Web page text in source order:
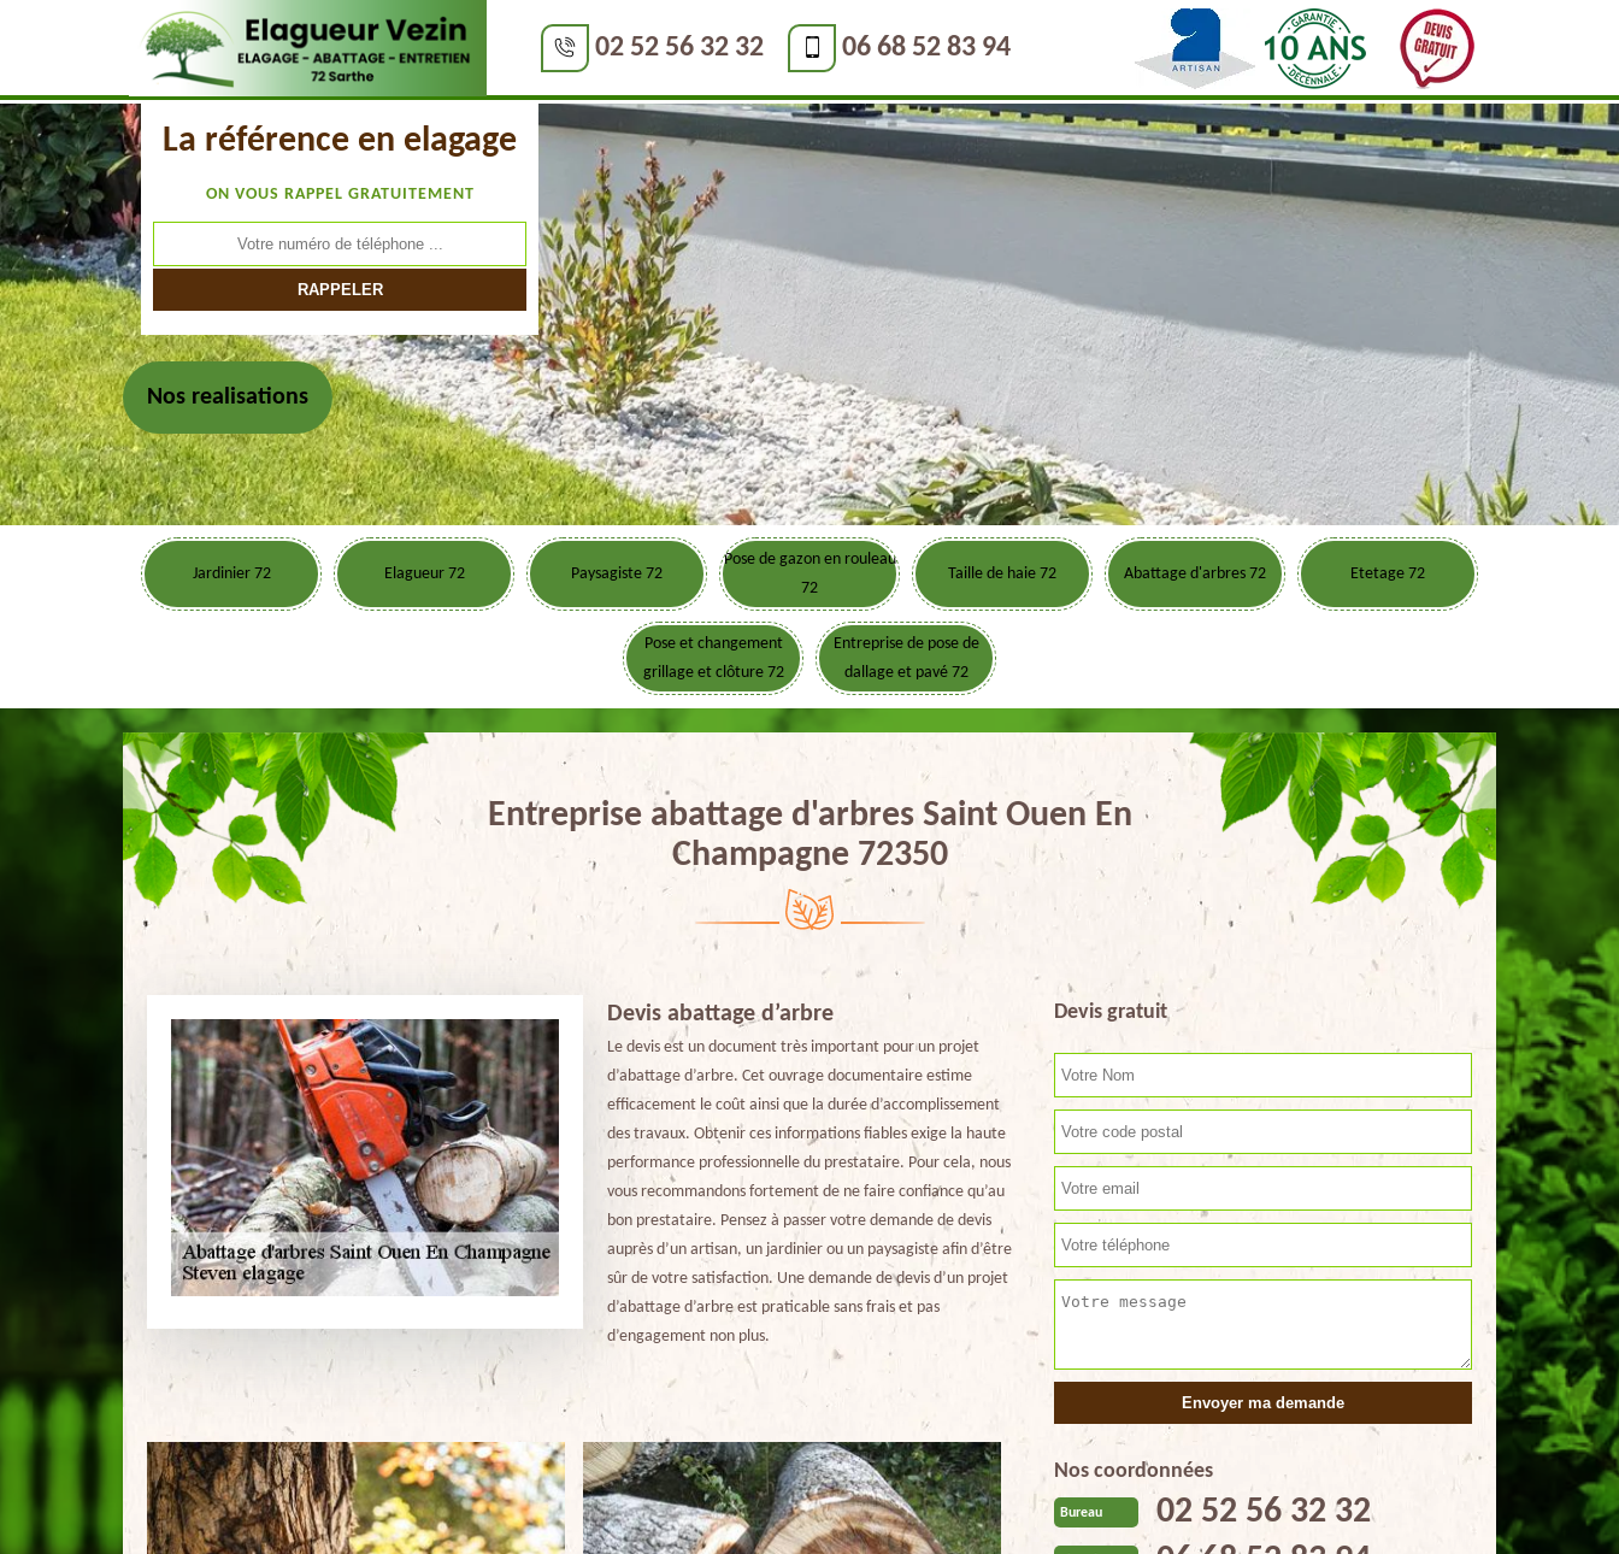
02 52 56 32 32 06 68 52 83 94
La référence en elagage
ON VOUS RAPPEL GRATUITEMENT
Nos realisations
Jardinier 72 Elagueur 72 Paysagiste 72
Pose de gazon en rouleau
72
Taille de haie 72 Abattage d'arbres 72 Etetage 72
Pose et changement
grillage et clôture 72
Entreprise de pose de
dallage et pavé 72
Entreprise abattage d'arbres Saint Ouen En
Champagne 72350
Devis abattage d’arbre
Le devis est un document très important pour un projet
d’abattage d’arbre. Cet ouvrage documentaire estime
efficacement le coût ainsi que la durée d’accomplissement
des travaux. Obtenir ces informations fiables exige la haute
performance professionnelle du prestataire. Pour cela, nous
vous recommandons fortement de ne faire confiance qu’au
bon prestataire. Pensez à passer votre demande de devis
auprès d’un artisan, un jardinier ou un paysagiste afin d’être
sûr de votre satisfaction. Une demande de devis d’un projet
d’abattage d’arbre est praticable sans frais et pas
d’engagement non plus.
Devis gratuit
Nos coordonnées
Bureau 02 52 56 32 32